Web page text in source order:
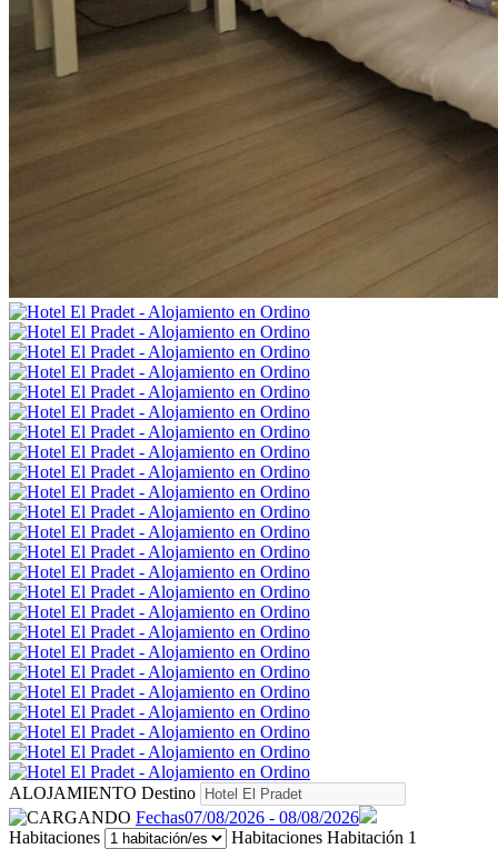
ALOJAMIENTO Destino
Fechas07/08/2026 - 08/08/2026
Habitaciones
Habitaciones Habitación 1